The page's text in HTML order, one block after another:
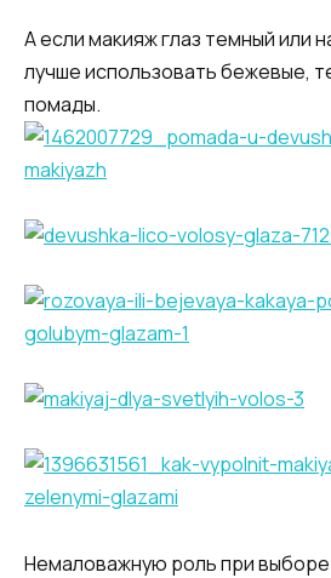
А если макияж глаз темный или
лучше использовать бежевые,
помады.
Немаловажную роль при